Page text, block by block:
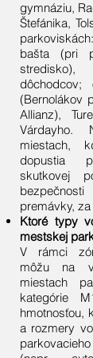
gymnáziu,
Štefánika,
bašta (pri
dôchodcov;
(Bernolákov
Allianz),
Várdayho.
miestach,
dopustia
skutkovej
premávky,
Ktoré typy
mestskej
V rámci
môžu na
miestach
kategórie
hmotnosťou,
a rozmery